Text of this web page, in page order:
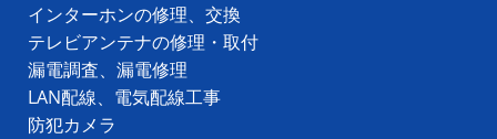
インターホンの修理、交換
テレビアンテナの修理・取付
漏電調査、漏電修理
LAN配線、電気配線工事
防犯カメラ